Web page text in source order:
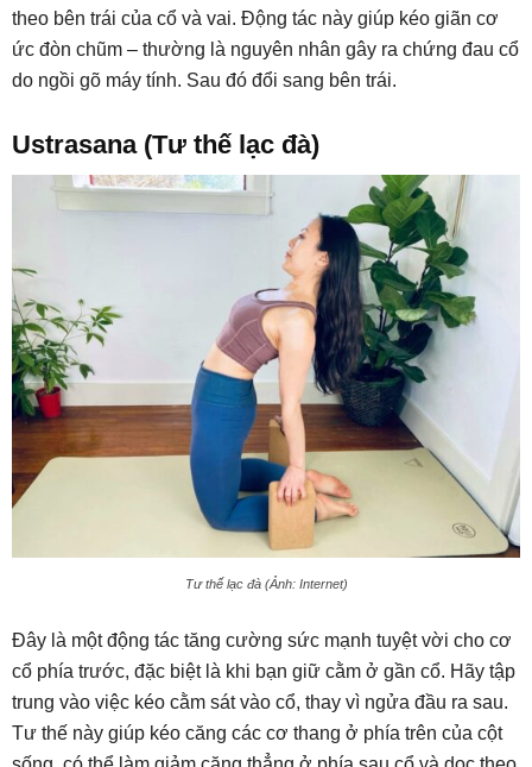
theo bên trái của cổ và vai. Động tác này giúp kéo giãn cơ
ức đòn chũm – thường là nguyên nhân gây ra chứng đau cổ
do ngồi gõ máy tính. Sau đó đổi sang bên trái.
Ustrasana (Tư thế lạc đà)
Tư thế lạc đà (Ảnh: Internet)
Đây là một động tác tăng cường sức mạnh tuyệt vời cho cơ
cổ phía trước, đặc biệt là khi bạn giữ cằm ở gần cổ. Hãy tập
trung vào việc kéo cằm sát vào cổ, thay vì ngửa đầu ra sau.
Tư thế này giúp kéo căng các cơ thang ở phía trên của cột